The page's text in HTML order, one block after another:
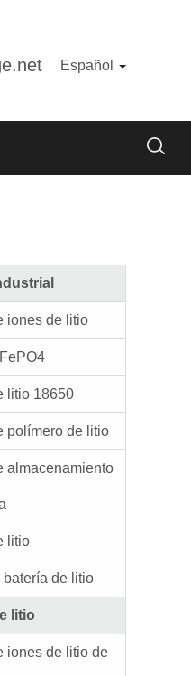
Español
iones de litio
litio 18650
polímero de litio
almacenamiento
litio
de litio
litio
iones de litio de